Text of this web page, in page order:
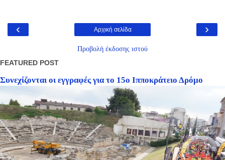
‹ ›
Αρχική σελίδα
Προβολή έκδοσης ιστού
FEATURED POST
Συνεχίζονται οι εγγραφές για το 15ο Ιπποκράτειο Δρόμο